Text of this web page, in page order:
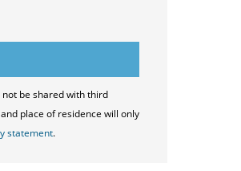
be shared with third
place of residence will only
statement.